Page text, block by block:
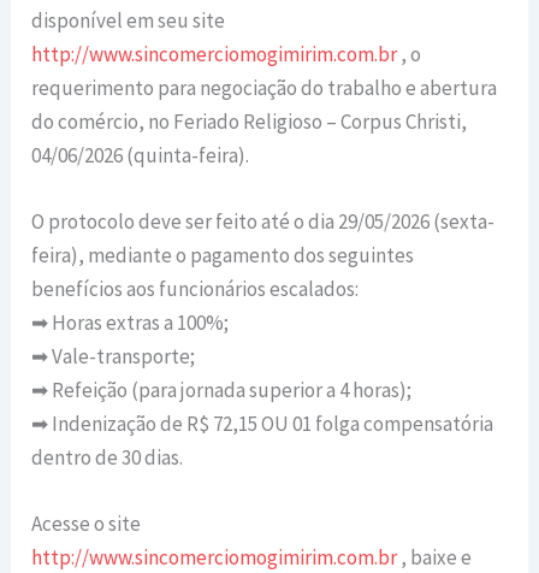
disponível em seu site
http://www.sincomerciomogimirim.com.br, o
requerimento para negociação do trabalho e abertura
do comércio, no Feriado Religioso – Corpus Christi,
04/06/2026 (quinta-feira).
O protocolo deve ser feito até o dia 29/05/2026 (sexta-
feira), mediante o pagamento dos seguintes
benefícios aos funcionários escalados:
➡ Horas extras a 100%;
➡ Vale-transporte;
➡ Refeição (para jornada superior a 4 horas);
➡ Indenização de R$ 72,15 OU 01 folga compensatória
dentro de 30 dias.
Acesse o site
http://www.sincomerciomogimirim.com.br, baixe e